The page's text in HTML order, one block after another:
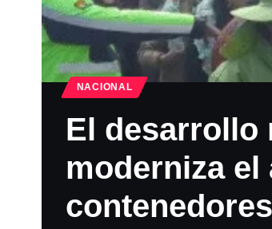
NACIONAL
El desarrollo
moderniza el